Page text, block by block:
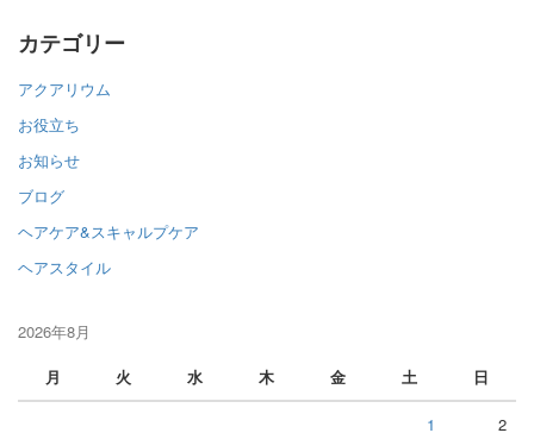
カテゴリー
アクアリウム
お役立ち
お知らせ
ブログ
ヘアケア&スキャルプケア
ヘアスタイル
2026年8月
月
火 水 木 金 土 日
1 2